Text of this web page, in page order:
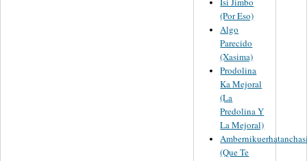
(Por Eso)
Algo
Parecido
(Xasima)
Prodolina
Ka Mejoral
(La
Predolina Y
La Mejoral)
(Que Te